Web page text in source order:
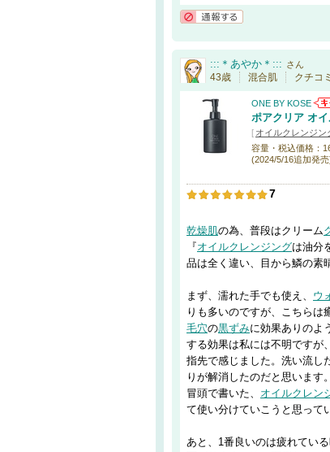
:::＊あやか＊::: さん
43歳 混合肌 クチコ
ONE BY KOSE
ポアクリア オ
[ オイルクレンジン
容量・税込価格：
(2024/5/16追加発売
7
乾燥肌の為、普段はクリーム
『オイルクレンジングは油分
品は全く違い、目から鱗の素
まず、濡れた手でも使え、 ウ
りも多いのですが、こちらは
毛穴の黒ずみに効果ありのよ
する効果は私には不明ですが
指先で感じました。洗い流し
りが解消したのだと思います
冒頭で書いた、 オイルクレン
て使い分けていこうと思って
あと、1番良いのは疲れてい